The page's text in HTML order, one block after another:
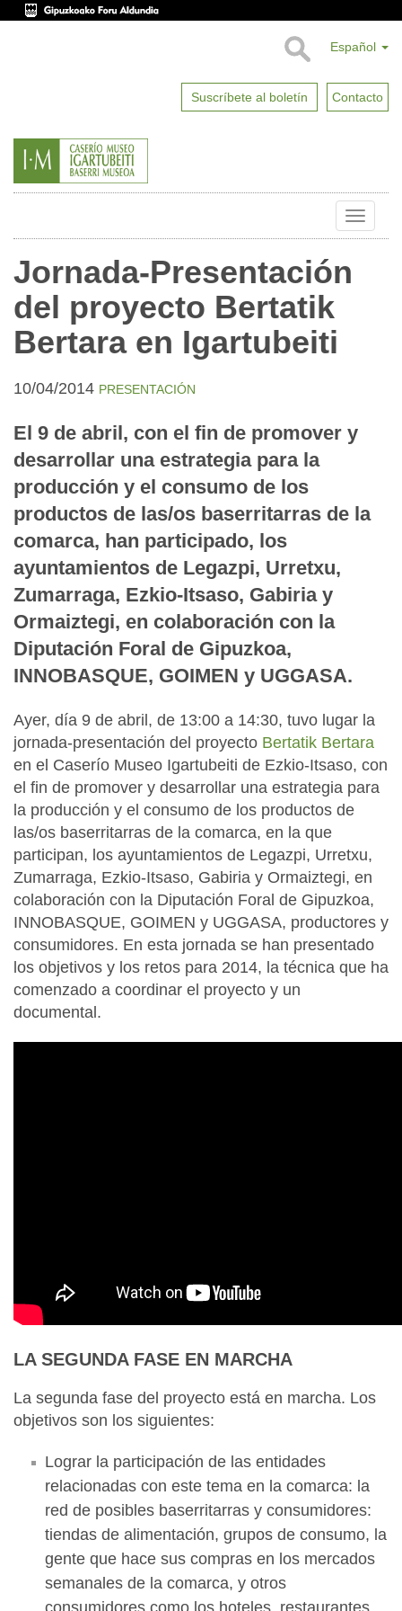
Español
Suscríbete al boletín Contacto
Toggle
Jornada-Presentación
del proyecto Bertatik
Bertara en Igartubeiti
10/04/2014 PRESENTACIÓN
El 9 de abril, con el fin de promover y
desarrollar una estrategia para la
producción y el consumo de los
productos de las/os baserritarras de la
comarca, han participado, los
ayuntamientos de Legazpi, Urretxu,
Zumarraga, Ezkio-Itsaso, Gabiria y
Ormaiztegi, en colaboración con la
Diputación Foral de Gipuzkoa,
INNOBASQUE, GOIMEN y UGGASA.
Ayer, día 9 de abril, de 13:00 a 14:30, tuvo lugar la
jornada-presentación del proyecto Bertatik Bertara
en el Caserío Museo Igartubeiti de Ezkio-Itsaso, con
el fin de promover y desarrollar una estrategia para
la producción y el consumo de los productos de
las/os baserritarras de la comarca, en la que
participan, los ayuntamientos de Legazpi, Urretxu,
Zumarraga, Ezkio-Itsaso, Gabiria y Ormaiztegi, en
colaboración con la Diputación Foral de Gipuzkoa,
INNOBASQUE, GOIMEN y UGGASA, productores y
consumidores. En esta jornada se han presentado
los objetivos y los retos para 2014, la técnica que ha
comenzado a coordinar el proyecto y un
documental.
LA SEGUNDA FASE EN MARCHA
La segunda fase del proyecto está en marcha. Los
objetivos son los siguientes:
Lograr la participación de las entidades
relacionadas con este tema en la comarca: la
red de posibles baserritarras y consumidores:
tiendas de alimentación, grupos de consumo, la
gente que hace sus compras en los mercados
semanales de la comarca, y otros
consumidores como los hoteles, restaurantes,